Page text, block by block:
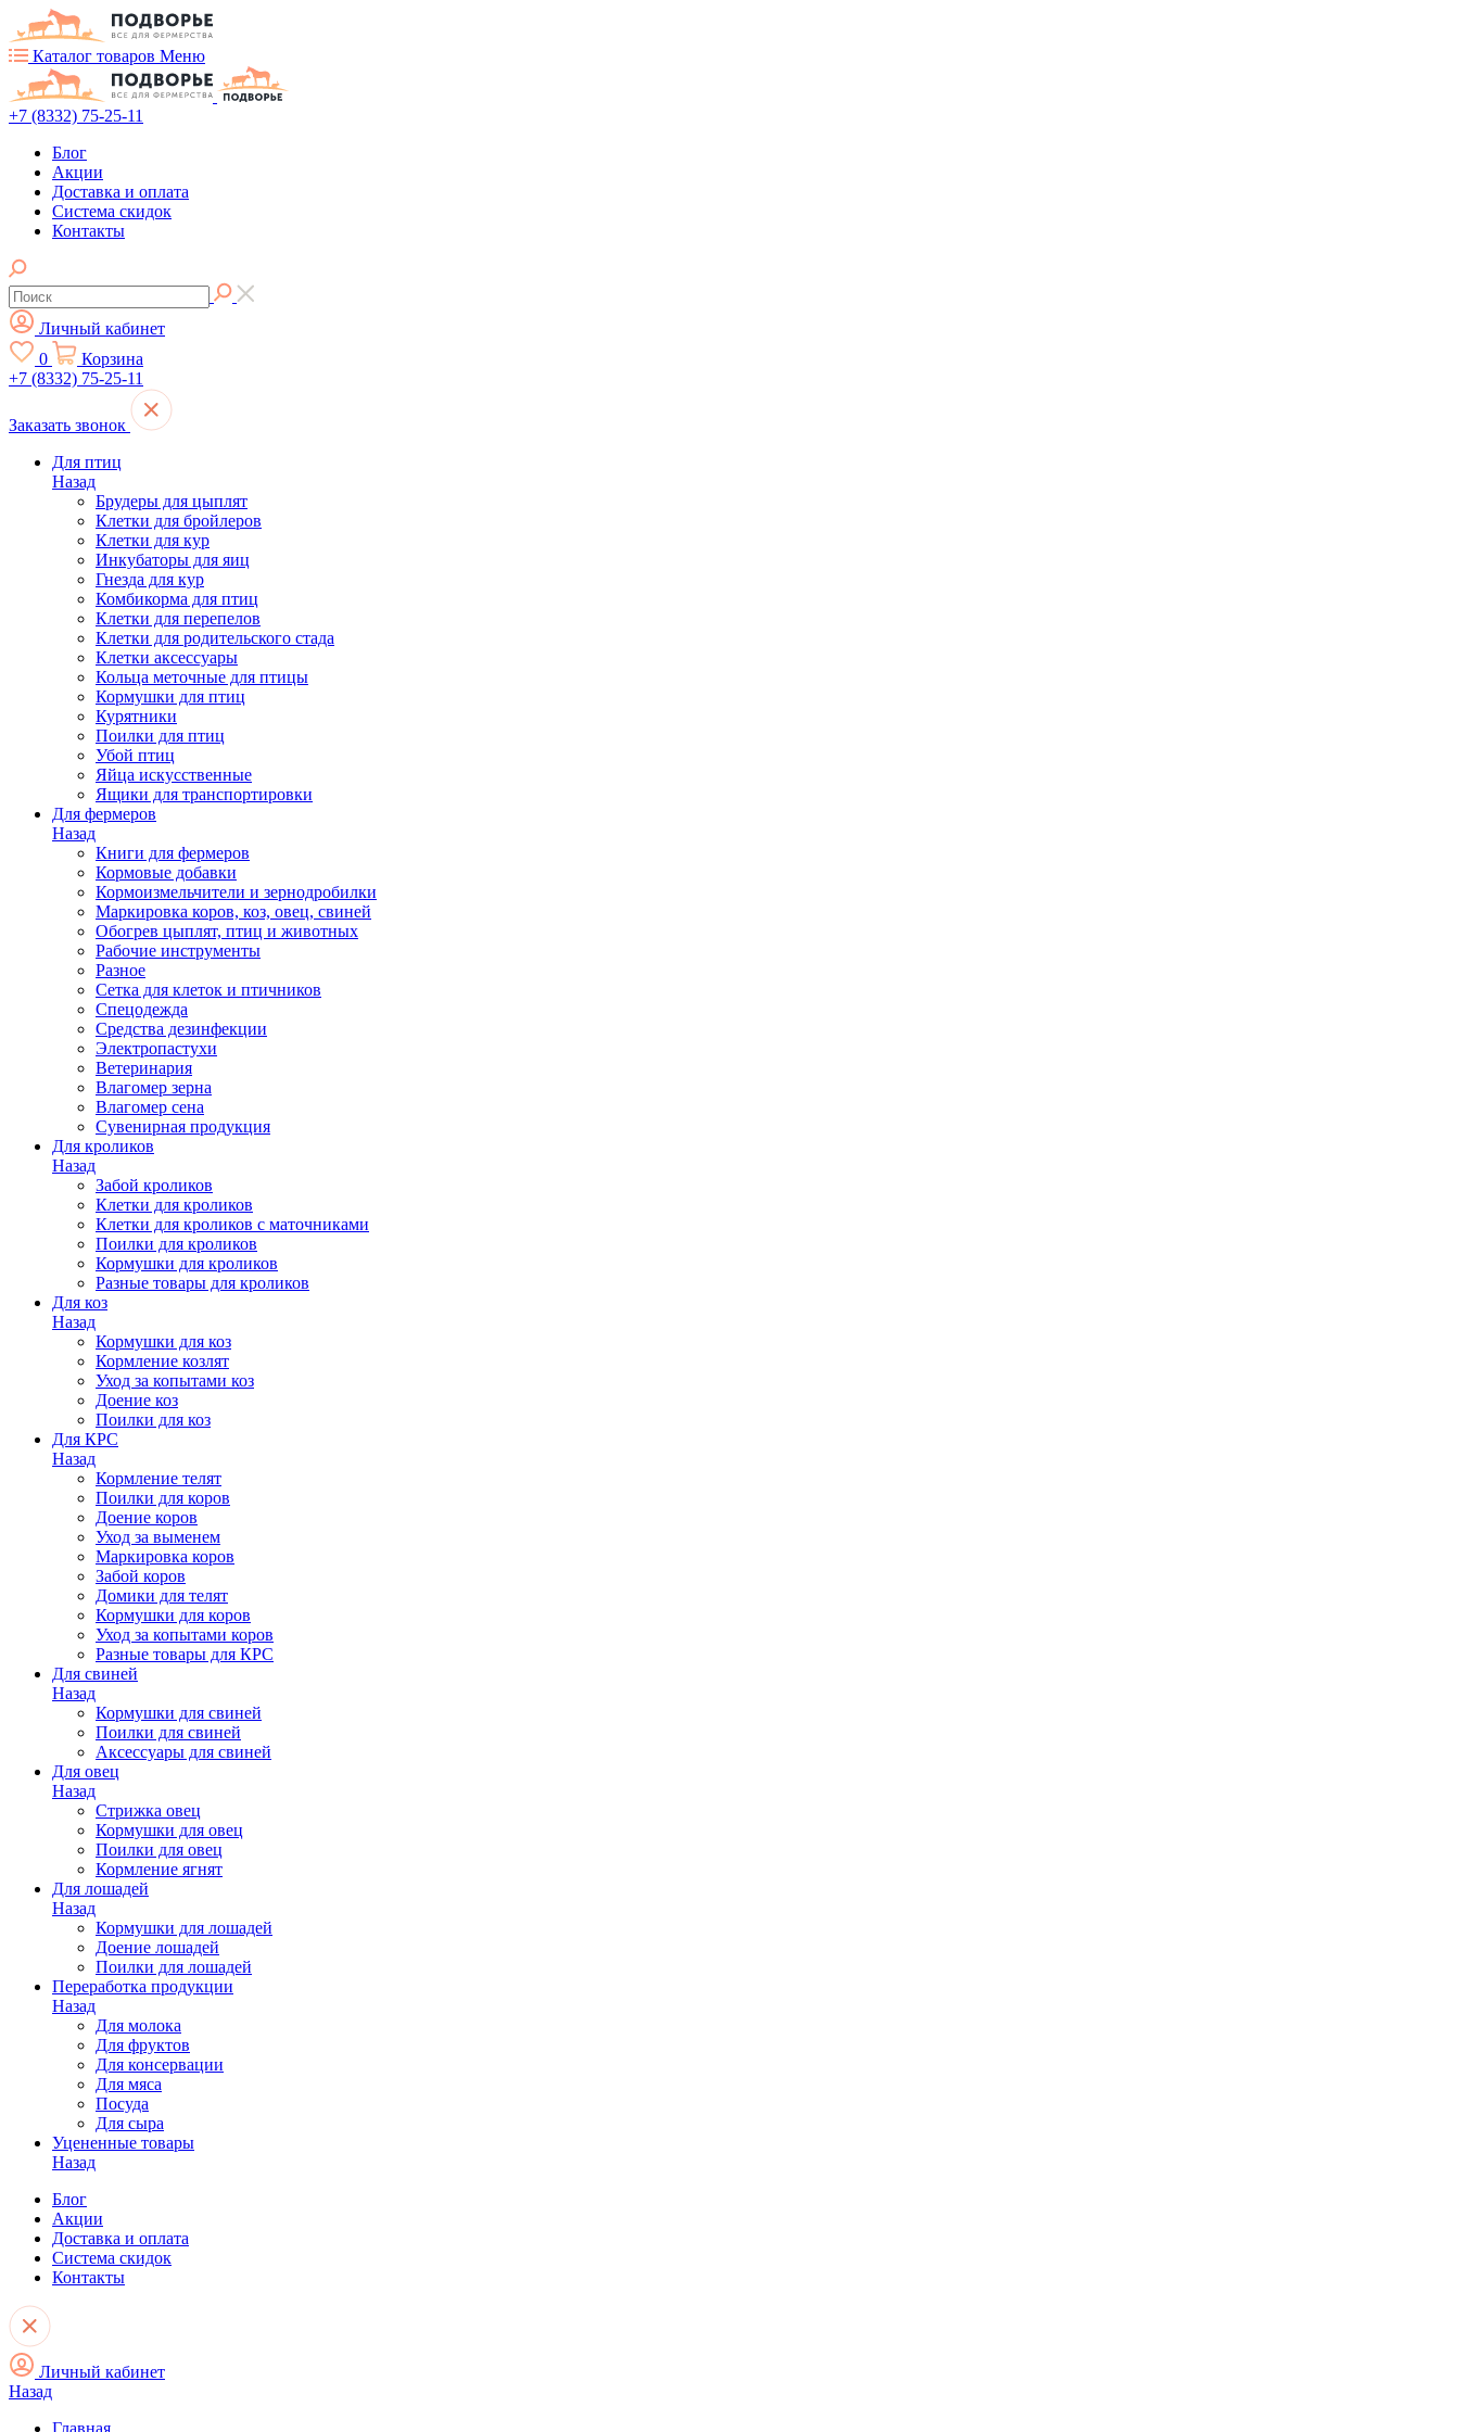
Каталог товаров Меню
+7 (8332) 75-25-11
Блог
Акции
Доставка и оплата
Система скидок
Контакты
Личный кабинет
0
Корзина
+7 (8332) 75-25-11
Заказать звонок
Для птиц
Назад
Брудеры для цыплят
Клетки для бройлеров
Клетки для кур
Инкубаторы для яиц
Гнезда для кур
Комбикорма для птиц
Клетки для перепелов
Клетки для родительского стада
Клетки аксессуары
Кольца меточные для птицы
Кормушки для птиц
Курятники
Поилки для птиц
Убой птиц
Яйца искусственные
Ящики для транспортировки
Для фермеров
Назад
Книги для фермеров
Кормовые добавки
Кормоизмельчители и зернодробилки
Маркировка коров, коз, овец, свиней
Обогрев цыплят, птиц и животных
Рабочие инструменты
Разное
Сетка для клеток и птичников
Спецодежда
Средства дезинфекции
Электропастухи
Ветеринария
Влагомер зерна
Влагомер сена
Сувенирная продукция
Для кроликов
Назад
Забой кроликов
Клетки для кроликов
Клетки для кроликов с маточниками
Поилки для кроликов
Кормушки для кроликов
Разные товары для кроликов
Для коз
Назад
Кормушки для коз
Кормление козлят
Уход за копытами коз
Доение коз
Поилки для коз
Для КРС
Назад
Кормление телят
Поилки для коров
Доение коров
Уход за выменем
Маркировка коров
Забой коров
Домики для телят
Кормушки для коров
Уход за копытами коров
Разные товары для КРС
Для свиней
Назад
Кормушки для свиней
Поилки для свиней
Аксессуары для свиней
Для овец
Назад
Стрижка овец
Кормушки для овец
Поилки для овец
Кормление ягнят
Для лошадей
Назад
Кормушки для лошадей
Доение лошадей
Поилки для лошадей
Переработка продукции
Назад
Для молока
Для фруктов
Для консервации
Для мяса
Посуда
Для сыра
Уцененные товары
Назад
Блог
Акции
Доставка и оплата
Система скидок
Контакты
Личный кабинет
Назад
Главная